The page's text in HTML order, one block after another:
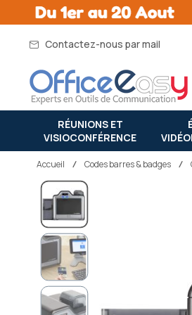
Contactez-nous par mail
RÉUNIONS ET
VISIOCONFÉRENCE
Accueil codes barres & badges
Passer
la
fin
de
galerie
d’images